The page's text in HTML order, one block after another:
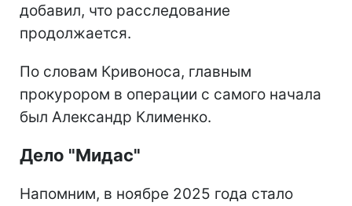
добавил, что расследование
продолжается.
По словам Кривоноса, главным
прокурором в операции с самого начала
был Александр Клименко.
Дело "Мидас"
Напомним, в ноябре 2025 года стало